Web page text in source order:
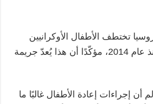
تختطف الأطفال الأوكرانيين
وتقتادهم قسرًا منذ عام 2014، مؤكّدًا أن هذا يُعدّ جريمة
أن إجراءات إعادة الأطفال غالبًا ما